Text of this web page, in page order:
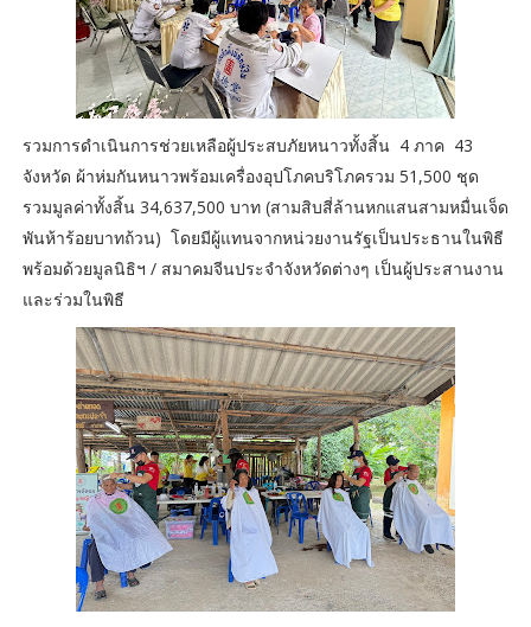
รวมการดำเนินการช่วยเหลือผู้ประสบภัยหนาวทั้งสิ้น 4 ภาค 43
จังหวัด ผ้าห่มกันหนาวพร้อมเครื่องอุปโภคบริโภครวม 51,500 ชุด
รวมมูลค่าทั้งสิ้น 34,637,500 บาท (สามสิบสี่ล้านหกแสนสามหมื่นเจ็ด
พันห้าร้อยบาทถ้วน) โดยมีผู้แทนจากหน่วยงานรัฐเป็นประธานในพิธี
พร้อมด้วยมูลนิธิฯ / สมาคมจีนประจำจังหวัดต่างๆ เป็นผู้ประสานงาน
และร่วมในพิธี